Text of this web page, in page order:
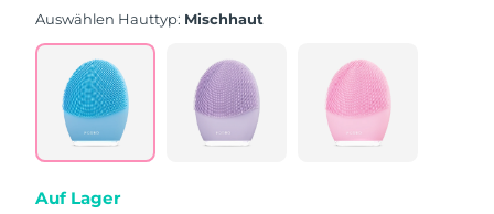
Read
843
Reviews.
derselben
Seite.
Auswählen Hauttyp: Mischhaut
Auf Lager